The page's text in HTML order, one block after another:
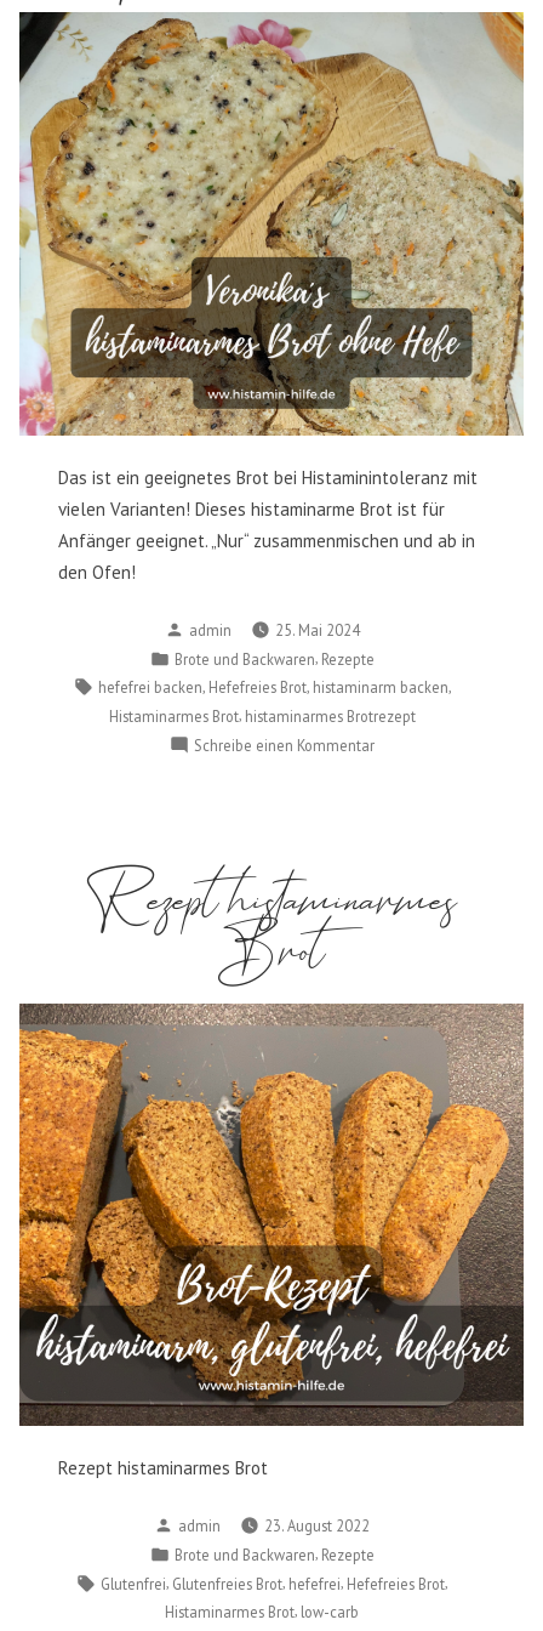
Das ist ein geeignetes Brot bei Histaminintoleranz mit
vielen Varianten! Dieses histaminarme Brot ist für
Anfänger geeignet. „Nur“ zusammenmischen und ab in
den Ofen!
Verfasst
von
admin
25. Mai 2024
Veröffentlicht
in
Brote und Backwaren Rezepte
Schlagwörter:
hefefrei backen Hefefreies Brot, histaminarm backen
Histaminarmes Brot, histaminarmes Brotrezept
Schreibe einen Kommentarzu
Rezept histaminarmes
Brot
Rezept histaminarmes Brot
Verfasst
von
admin
23. August 2022
Veröffentlicht
in
Brote und Backwaren Rezepte
Schlagwörter:
Glutenfrei Glutenfreies Brot hefefrei Hefefreies Brot
Histaminarmes Brot, low-carb